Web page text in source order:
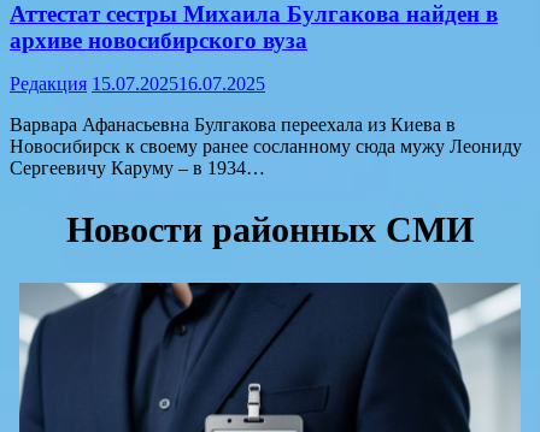
Аттестат сестры Михаила Булгакова найден в
архиве новосибирского вуза
Редакция 15.07.202516.07.2025
Варвара Афанасьевна Булгакова переехала из Киева в
Новосибирск к своему ранее сосланному сюда мужу Леониду
Сергеевичу Каруму – в 1934…